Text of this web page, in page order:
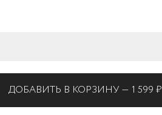
ДОБАВИТЬ В КОРЗИНУ — 1 599 ₽